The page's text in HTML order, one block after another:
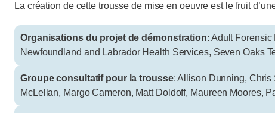
La création de cette trousse de mise en oeuvre est le fruit
Organisations du projet de démonstration: Adult
Newfoundland and Labrador Health Services, Seven Oaks
Groupe consultatif pour la trousse: Allison Dunning, Chris
McLellan, Margo Cameron, Matt Doldoff, Maureen Moores,